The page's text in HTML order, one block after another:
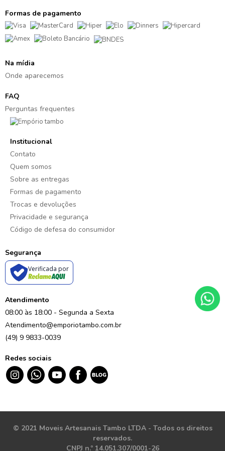
Formas de pagamento
Na mídia
Onde aparecemos
FAQ
Perguntas frequentes
Institucional
Contato
Quem somos
Sobre as entregas
Formas de pagamento
Trocas e devoluções
Privacidade e segurança
Código de defesa do consumidor
Segurança
Verificada por
Atendimento
08:00 às 18:00 - Segunda a Sexta
Atendimento@emporiotambo.com.br
(49) 9 9833-0039
Redes sociais
© 2021 Moveis Artesanais Tambo LTDA - Todos os direitos
reservados.
CNPJ n.º 14.051.307/0001-26